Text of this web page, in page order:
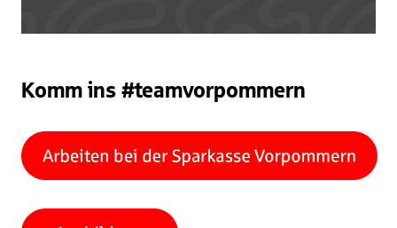
Komm ins #teamvorpommern